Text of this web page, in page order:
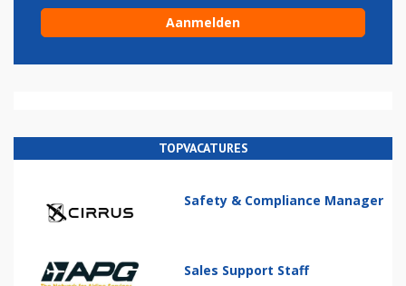
TOPVACATURES
Safety & Compliance Manager
Sales Support Staff